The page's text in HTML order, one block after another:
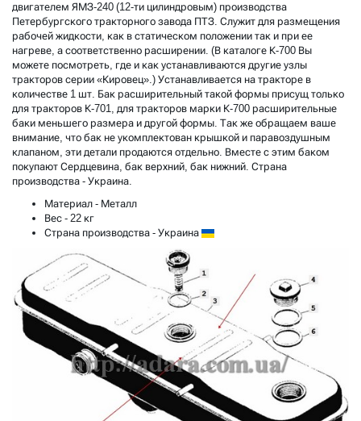
двигателем ЯМЗ-240 (12-ти цилиндровым) производства
Петербургского тракторного завода ПТЗ. Служит для размещения
рабочей жидкости, как в статическом положении так и при ее
нагреве, а соответственно расширении. (В каталоге К-700 Вы
можете посмотреть, где и как устанавливаются другие узлы
тракторов серии «Кировец».) Устанавливается на тракторе в
количестве 1 шт. Бак расширительный такой формы присущ только
для тракторов К-701, для тракторов марки К-700 расширительные
баки меньшего размера и другой формы. Так же обращаем ваше
внимание, что бак не укомплектован крышкой и паравоздушным
клапаном, эти детали продаются отдельно. Вместе с этим баком
покупают Сердцевина, бак верхний, бак нижний. Страна
производства - Украина.
Материал - Металл
Вес - 22 кг
Страна производства - Украина